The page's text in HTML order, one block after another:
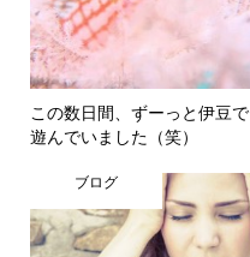
この数日間、ずーっと伊豆で
遊んでいました（笑）
ブログ